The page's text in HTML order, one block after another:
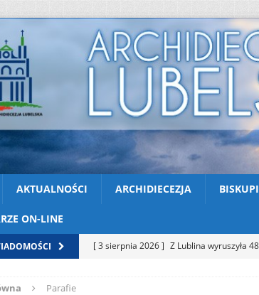
AKTUALNOŚCI ARCHIDIECEZJA BISKUPI
ON-LINE
[ 3 sierpnia 2026 ] Z Lublina wyruszyła
Parafie